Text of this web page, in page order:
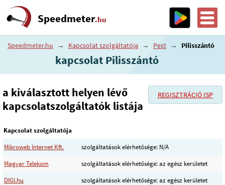
Speedmeter.hu
Speedmeter.hu → Kapcsolat szolgáltatója → Pest → Pilisszántó
kapcsolat Pilisszántó
REGISZTRÁCIÓ ISP
a kiválasztott helyen lévő
kapcsolatszolgáltatók listája
Kapcsolat szolgáltatója
Mikroweb Internet Kft.
szolgáltatások elérhetősége: N/A
Magyar Telekom
szolgáltatások elérhetősége: az egész kerületet
DIGI.hu
szolgáltatások elérhetősége: az egész kerületet